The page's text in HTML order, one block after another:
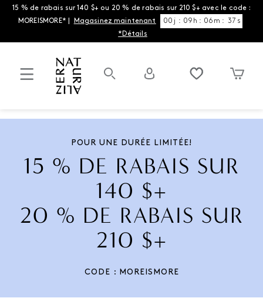
15 % de rabais sur 140 $+ ou 20 % de rabais sur 210 $+ avec le code :
MOREISMORE* |
Magasinez maintenant 00 j : 09 h : 06 m : 37 s
*Détails
POUR UNE DURÉE LIMITÉE!
15 % DE RABAIS SUR
140 $+
20 % DE RABAIS SUR
210 $+
CODE : MOREISMORE